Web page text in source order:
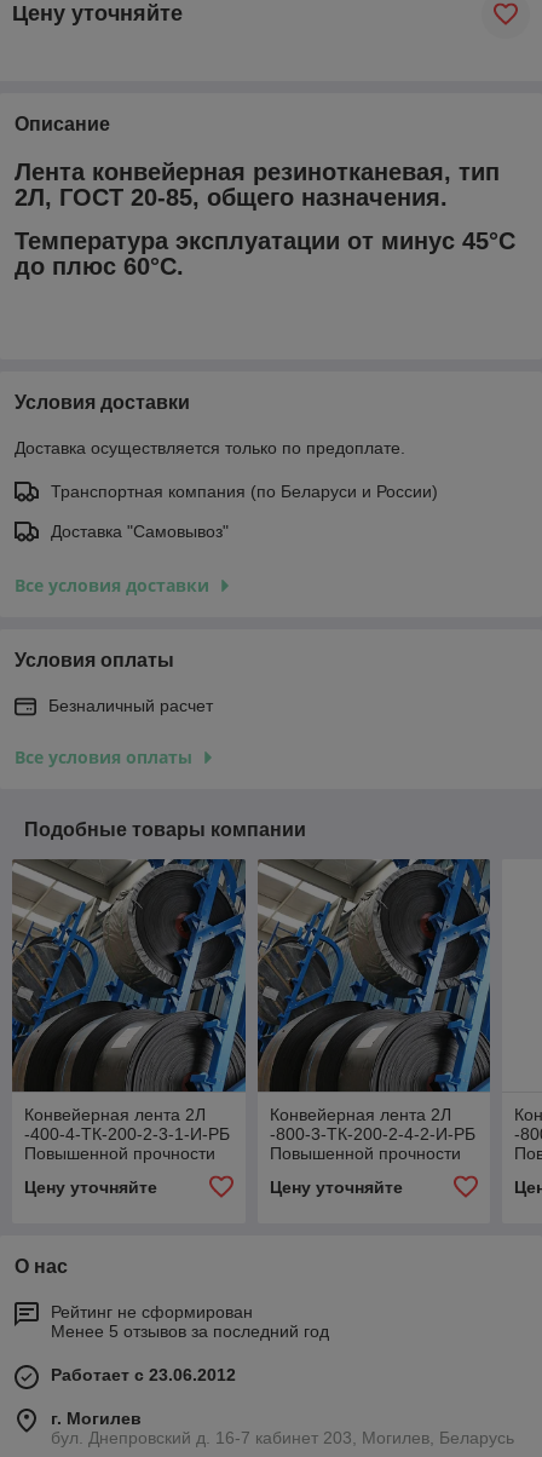
Цену уточняйте
Описание
Лента конвейерная резинотканевая, тип
2Л, ГОСТ 20-85, общего назначения.
Температура эксплуатации от минус 45°С
до плюс 60°С.
Условия доставки
Доставка осуществляется только по предоплате.
Транспортная компания (по Беларуси и России)
Доставка "Самовывоз"
Все условия доставки
Условия оплаты
Безналичный расчет
Все условия оплаты
Подобные товары компании
Конвейерная лента 2Л
-400-4-ТК-200-2-3-1-И-РБ
Повышенной прочности
Цену уточняйте
Конвейерная лента 2Л
-800-3-ТК-200-2-4-2-И-РБ
Повышенной прочности
Цену уточняйте
-
О нас
Рейтинг не сформирован
Менее 5 отзывов за последний год
Работает с 23.06.2012
г. Могилев
бул. Днепровский д. 16-7 кабинет 203, Могилев, Беларусь